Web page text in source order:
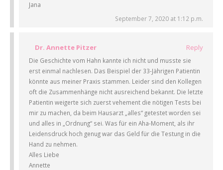
Jana
September 7, 2020 at 1:12 p.m.
Dr. Annette Pitzer Reply
Die Geschichte vom Hahn kannte ich nicht und musste sie
erst einmal nachlesen. Das Beispiel der 33-Jährigen Patientin
könnte aus meiner Praxis stammen. Leider sind den Kollegen
oft die Zusammenhänge nicht ausreichend bekannt. Die letzte
Patientin weigerte sich zuerst vehement die nötigen Tests bei
mir zu machen, da beim Hausarzt „alles“ getestet worden sei
und alles in „Ordnung“ sei. Was für ein Aha-Moment, als ihr
Leidensdruck hoch genug war das Geld für die Testung in die
Hand zu nehmen.
Alles Liebe
Annette